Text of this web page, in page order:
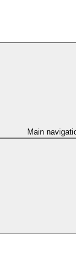
Main